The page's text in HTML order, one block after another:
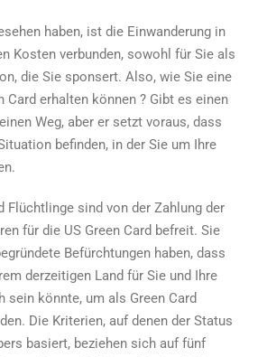
haben, ist die Einwanderung in
Kosten verbunden, sowohl für Sie als
die Sie sponsert. Also, wie Sie eine
Card erhalten können ? Gibt es einen
Weg, aber er setzt voraus, dass
befinden, in der Sie um Ihre
Flüchtlinge sind von der Zahlung der
für die US Green Card befreit. Sie
Befürchtungen haben, dass
derzeitigen Land für Sie und Ihre
sein könnte, um als Green Card
Die Kriterien, auf denen der Status
basiert, beziehen sich auf fünf